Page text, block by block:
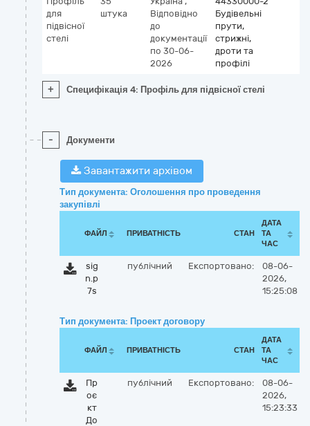
для
підвісної
стелі
штука
Відповідно
до
документації
по 30-06-
2026
Будівельні
прути,
стрижні,
дроти та
профілі
+ Специфікація 4: Профіль для підвісної стелі
- Документи
Завантажити архівом
Тип документа: Оголошення про проведення
закупівлі
ФАЙЛ ПРИВАТНІСТЬ СТАН
ДАТА
ТА
ЧАС
sig
n.p
7s
публічний Експортовано:
08-06-
2026,
15:25:08
Тип документа: Проект договору
ФАЙЛ ПРИВАТНІСТЬ СТАН
ДАТА
ТА
ЧАС
Пр
оє
кт
До
публічний Експортовано:
08-06-
2026,
15:23:33